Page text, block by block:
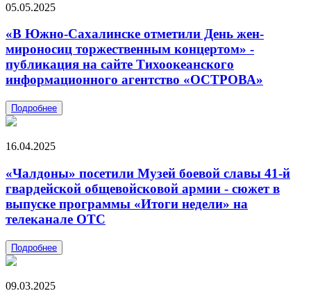
05.05.2025
«В Южно-Сахалинске отметили День жен-
мироносиц торжественным концертом» -
публикация на сайте Тихоокеанского
информационного агентство «ОСТРОВА»
Подробнее
16.04.2025
«Чалдоны» посетили Музей боевой славы 41-й
гвардейской общевойсковой армии - сюжет в
выпуске программы «Итоги недели» на
телеканале ОТС
Подробнее
09.03.2025